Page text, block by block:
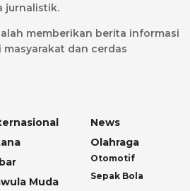
jurnalistik.
memberikan berita informasi
dan cerdas
Muda
News
Olahraga
Otomotif
Sepak Bola